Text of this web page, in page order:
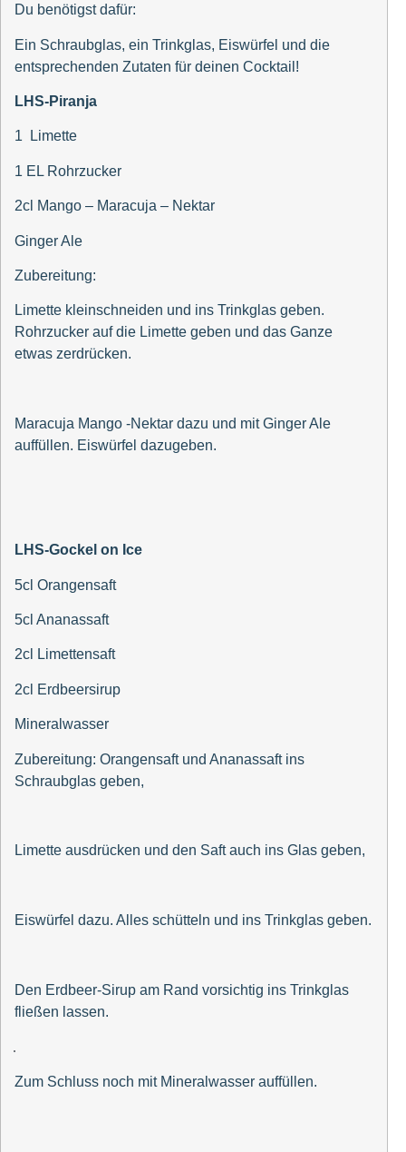
Du benötigst dafür:
Ein Schraubglas, ein Trinkglas, Eiswürfel und die
entsprechenden Zutaten für deinen Cocktail!
LHS-Piranja
1 Limette
1 EL Rohrzucker
2cl Mango – Maracuja – Nektar
Ginger Ale
Zubereitung:
Limette kleinschneiden und ins Trinkglas geben.
Rohrzucker auf die Limette geben und das Ganze
etwas zerdrücken.
Maracuja Mango -Nektar dazu und mit Ginger Ale
auffüllen. Eiswürfel dazugeben.
LHS-Gockel on Ice
5cl Orangensaft
5cl Ananassaft
2cl Limettensaft
2cl Erdbeersirup
Mineralwasser
Zubereitung: Orangensaft und Ananassaft ins
Schraubglas geben,
Limette ausdrücken und den Saft auch ins Glas geben,
Eiswürfel dazu. Alles schütteln und ins Trinkglas geben.
Den Erdbeer-Sirup am Rand vorsichtig ins Trinkglas
fließen lassen.
Zum Schluss noch mit Mineralwasser auffüllen.